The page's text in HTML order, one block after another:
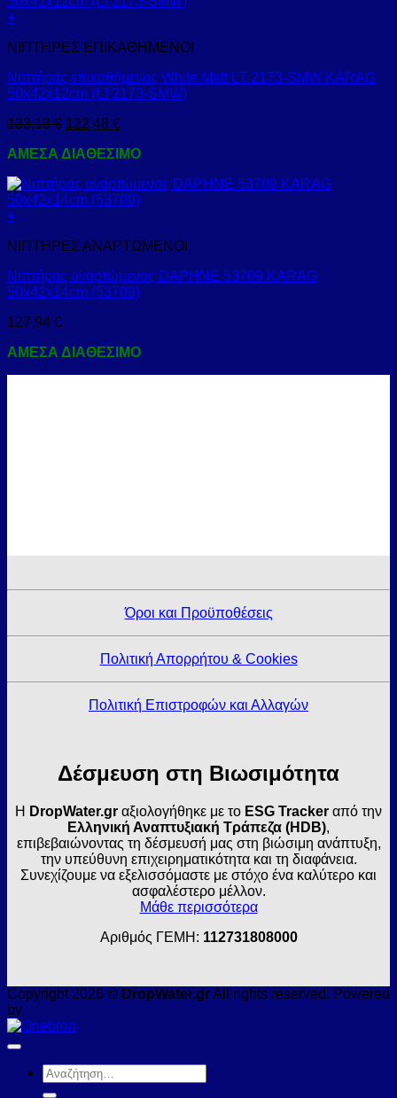
+
ΝΙΠΤΗΡΕΣ ΕΠΙΚΑΘΗΜΕΝΟΙ
Νιπτήρας επικαθήμενος White Matt LT 2173-SMW KARAG
50x42x12cm (LT2173-SMW)
133,13€ 122,48 €
ΑΜΕΣΑ ΔΙΑΘΕΣΙΜΟ
+
ΝΙΠΤΗΡΕΣ ΑΝΑΡΤΩΜΕΝΟΙ
Νιπτήρας αναρτώμενος DAPHNE 53709 KARAG
50x42x14cm (53709)
127,94 €
ΑΜΕΣΑ ΔΙΑΘΕΣΙΜΟ
Όροι και Προϋποθέσεις
Πολιτική Απορρήτου & Cookies
Πολιτική Επιστροφών και Αλλαγών
Δέσμευση στη Βιωσιμότητα
Η DropWater.gr αξιολογήθηκε με το ESG Tracker από την
Ελληνική Αναπτυξιακή Τράπεζα (HDB),
επιβεβαιώνοντας τη δέσμευσή μας στη βιώσιμη ανάπτυξη,
την υπεύθυνη επιχειρηματικότητα και τη διαφάνεια.
Συνεχίζουμε να εξελισσόμαστε με στόχο ένα καλύτερο και
ασφαλέστερο μέλλον.
Μάθε περισσότερα
Αριθμός ΓΕΜΗ: 112731808000
Copyright 2026 © DropWater.grAll rights reserved. Powered
by
Αναζήτηση
για: